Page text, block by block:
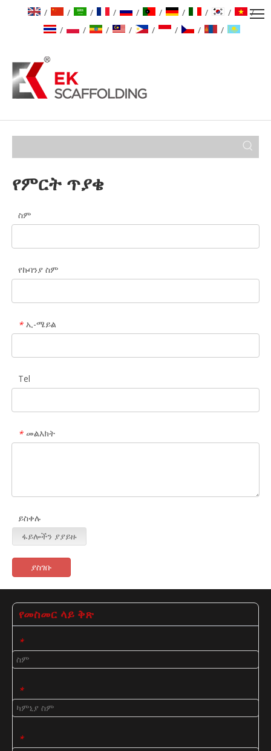
/ / / / / / / / /
/
/
/ / / / / / /
የምርት ጥያቄ
ስም
የኩባንያ ስም
* ኢ-ሜይል
Tel
* መልእክት
ይስቀሉ
ፋይሎችን ያያይዙ
ያስገቡ
የመስመር ላይ ቅጽ
*
*
*